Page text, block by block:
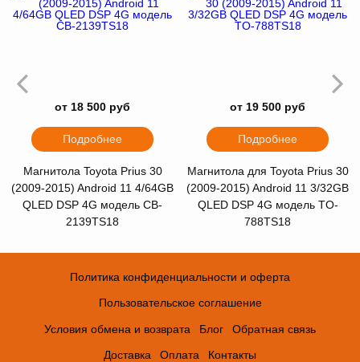
от 18 500 руб
Подробнее
Магнитола Toyota Prius 30
(2009-2015) Android 11 4/64GB
QLED DSP 4G модель CB-
2139TS18
от 19 500 руб
Подробнее
Магнитола для Toyota Prius 30
(2009-2015) Android 11 3/32GB
QLED DSP 4G модель TO-
788TS18
Политика конфиденциальности и оферта
Пользовательское соглашение
Условия обмена и возврата Блог Обратная связь
Доставка Оплата Контакты